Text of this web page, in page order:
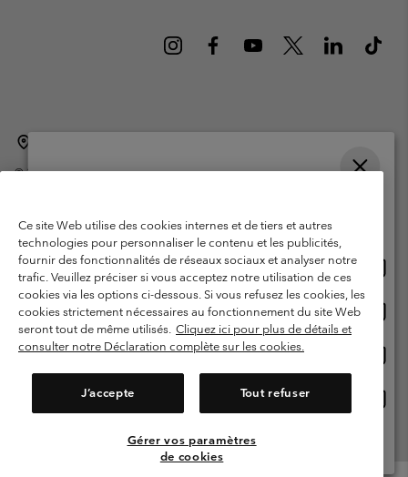
©2026Columbia Sportswear International Sarl. Avenue des Morgines, 12
Garanties Légales
Politique de confidentialité
Conditions d'utilisation - Membres
Conditions D'utilisation - Contenu généré par l'utilisateur
Impressum
Cookies
Ce site Web utilise des cookies internes et de tiers et autres
technologies pour personnaliser le contenu et les publicités,
fournir des fonctionnalités de réseaux sociaux et analyser notre
trafic. Veuillez préciser si vous acceptez notre utilisation de ces
cookies via les options ci-dessous. Si vous refusez les cookies, les
cookies strictement nécessaires au fonctionnement du site Web
seront tout de même utilisés. Cliquez ici pour plus de détails et
consulter notre Déclaration complète sur les cookies.
J’accepte Tout refuser
Gérer vos paramètres
de cookies
Achats en ligne disponibles
United States
ligne
Belgium-English
ligne
Belgium-Français
ligne
Belgium-Dutch
Voir Tous Les Pays